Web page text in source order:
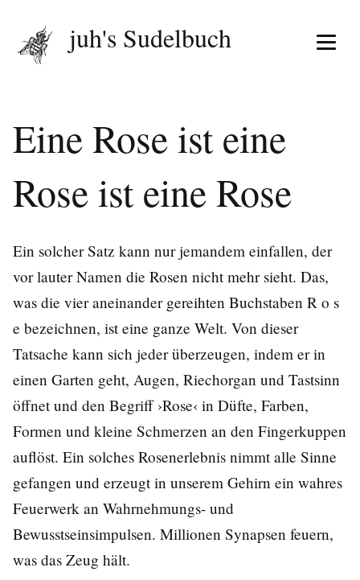
Menü
juh's Sudelbuch
Eine Rose ist eine
Rose ist eine Rose
Ein solcher Satz kann nur jemandem einfallen, der
vor lauter Namen die Rosen nicht mehr sieht. Das,
was die vier aneinander gereihten Buchstaben R o s
e bezeichnen, ist eine ganze Welt. Von dieser
Tatsache kann sich jeder überzeugen, indem er in
einen Garten geht, Augen, Riechorgan und Tastsinn
öffnet und den Begriff ›Rose‹ in Düfte, Farben,
Formen und kleine Schmerzen an den Fingerkuppen
auflöst. Ein solches Rosenerlebnis nimmt alle Sinne
gefangen und erzeugt in unserem Gehirn ein wahres
Feuerwerk an Wahrnehmungs- und
Bewusstseinsimpulsen. Millionen Synapsen feuern,
was das Zeug hält.